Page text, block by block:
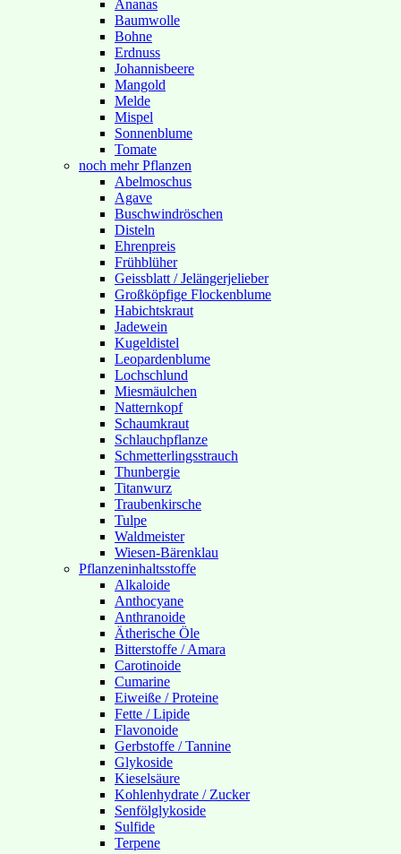
Ananas
Baumwolle
Bohne
Erdnuss
Johannisbeere
Mangold
Melde
Mispel
Sonnenblume
Tomate
noch mehr Pflanzen
Abelmoschus
Agave
Buschwindröschen
Disteln
Ehrenpreis
Frühblüher
Geissblatt / Jelängerjelieber
Großköpfige Flockenblume
Habichtskraut
Jadewein
Kugeldistel
Leopardenblume
Lochschlund
Miesmäulchen
Natternkopf
Schaumkraut
Schlauchpflanze
Schmetterlingsstrauch
Thunbergie
Titanwurz
Traubenkirsche
Tulpe
Waldmeister
Wiesen-Bärenklau
Pflanzeninhaltsstoffe
Alkaloide
Anthocyane
Anthranoide
Ätherische Öle
Bitterstoffe / Amara
Carotinoide
Cumarine
Eiweiße / Proteine
Fette / Lipide
Flavonoide
Gerbstoffe / Tannine
Glykoside
Kieselsäure
Kohlenhydrate / Zucker
Senfölglykoside
Sulfide
Terpene